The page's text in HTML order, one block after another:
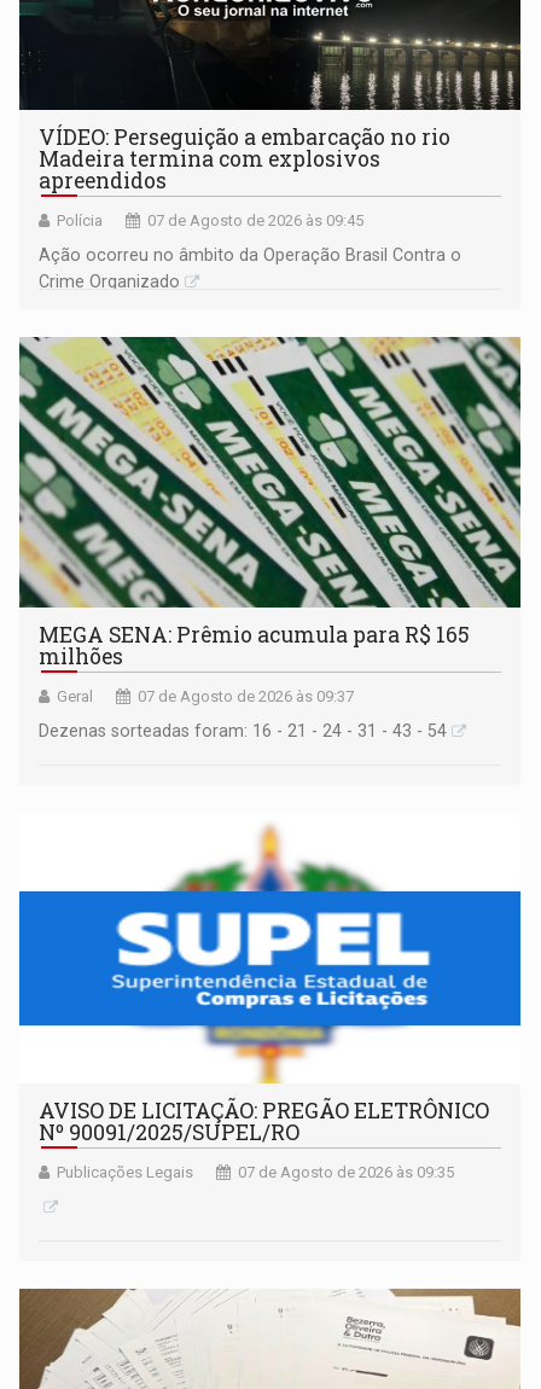
VÍDEO: Perseguição a embarcação no rio
Madeira termina com explosivos
apreendidos
Polícia 07 de Agosto de 2026 às 09:45
Ação ocorreu no âmbito da Operação Brasil Contra o
Crime Organizado
MEGA SENA: Prêmio acumula para R$ 165
milhões
Geral 07 de Agosto de 2026 às 09:37
Dezenas sorteadas foram: 16 - 21 - 24 - 31 - 43 - 54
AVISO DE LICITAÇÃO: PREGÃO ELETRÔNICO
Nº 90091/2025/SUPEL/RO
Publicações Legais 07 de Agosto de 2026 às 09:35